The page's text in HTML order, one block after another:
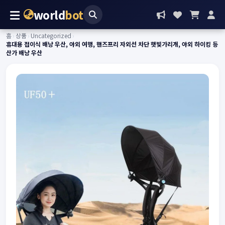
worldbot
홈›상품›Uncategorized ›
휴대용 접이식 배낭 우산, 야외 여행, 핸즈프리 자외선 차단 햇빛가리개, 야외 하이킹 등
산가 배낭 우산